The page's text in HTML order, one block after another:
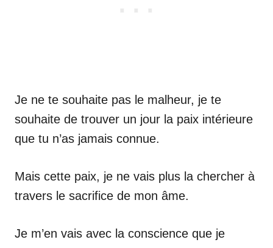
Je ne te souhaite pas le malheur, je te
souhaite de trouver un jour la paix intérieure
que tu n’as jamais connue.
Mais cette paix, je ne vais plus la chercher à
travers le sacrifice de mon âme.
Je m’en vais avec la conscience que je